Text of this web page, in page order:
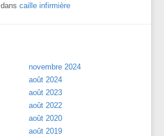
danscaille infirmière
novembre 2024
août 2024
août 2023
août 2022
août 2020
août 2019